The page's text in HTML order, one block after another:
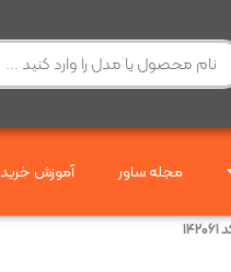
مجله ساور آموزش خرید